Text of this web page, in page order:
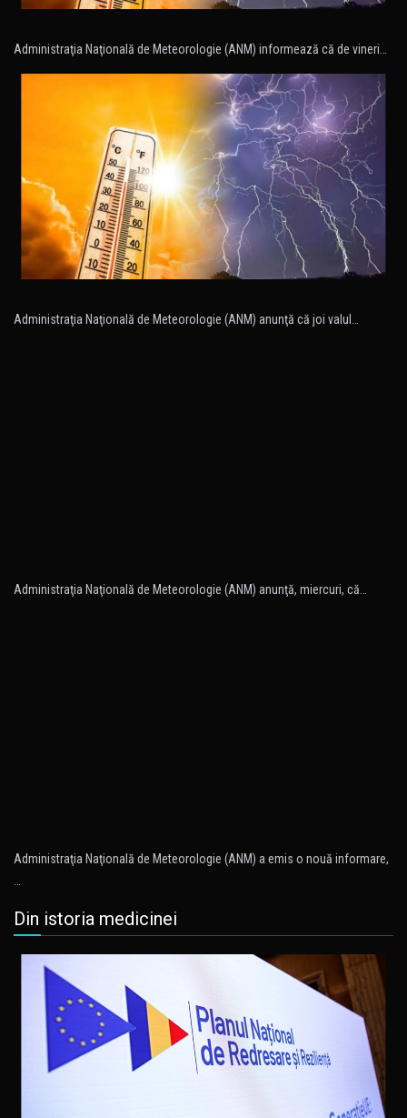
Administraţia Naţională de Meteorologie (ANM) informează că de vineri…
Administraţia Naţională de Meteorologie (ANM) anunţă că joi valul…
Administraţia Naţională de Meteorologie (ANM) anunţă, miercuri, că…
Administraţia Naţională de Meteorologie (ANM) a emis o nouă informare,
…
Din istoria medicinei